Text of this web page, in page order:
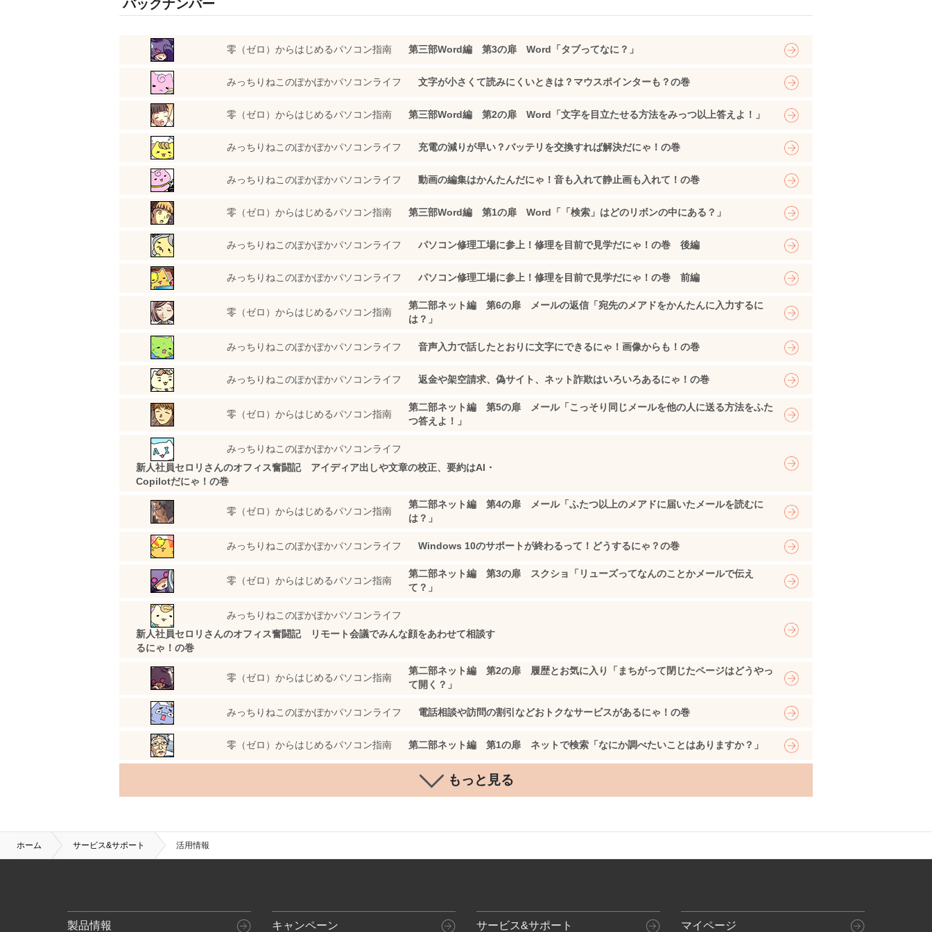
バックナンバー
零（ゼロ）からはじめるパソコン指南 第三部Word編 第3の扉 Word「タブってなに？」
みっちりねこのぽかぽかパソコンライフ 文字が小さくて読みにくいときは？マウスポインターも？の巻
零（ゼロ）からはじめるパソコン指南 第三部Word編 第2の扉 Word「文字を目立たせる方法をみっつ以上答えよ！」
みっちりねこのぽかぽかパソコンライフ 充電の減りが早い？バッテリを交換すれば解決だにゃ！の巻
みっちりねこのぽかぽかパソコンライフ 動画の編集はかんたんだにゃ！音も入れて静止画も入れて！の巻
零（ゼロ）からはじめるパソコン指南 第三部Word編 第1の扉 Word「「検索」はどのリボンの中にある？」
みっちりねこのぽかぽかパソコンライフ パソコン修理工場に参上！修理を目前で見学だにゃ！の巻 後編
みっちりねこのぽかぽかパソコンライフ パソコン修理工場に参上！修理を目前で見学だにゃ！の巻 前編
零（ゼロ）からはじめるパソコン指南
第二部ネット編 第6の扉 メールの返信「宛先のメアドをかんたんに入力するに
は？」
みっちりねこのぽかぽかパソコンライフ 音声入力で話したとおりに文字にできるにゃ！画像からも！の巻
みっちりねこのぽかぽかパソコンライフ 返金や架空請求、偽サイト、ネット詐欺はいろいろあるにゃ！の巻
零（ゼロ）からはじめるパソコン指南
第二部ネット編 第5の扉 メール「こっそり同じメールを他の人に送る方法をふた
つ答えよ！」
みっちりねこのぽかぽかパソコンライフ
新人社員セロリさんのオフィス奮闘記 アイディア出しや文章の校正、要約はAI・
Copilotだにゃ！の巻
零（ゼロ）からはじめるパソコン指南
第二部ネット編 第4の扉 メール「ふたつ以上のメアドに届いたメールを読むに
は？」
みっちりねこのぽかぽかパソコンライフ Windows 10のサポートが終わるって！どうするにゃ？の巻
零（ゼロ）からはじめるパソコン指南
第二部ネット編 第3の扉 スクショ「リューズってなんのことかメールで伝え
て？」
みっちりねこのぽかぽかパソコンライフ
新人社員セロリさんのオフィス奮闘記 リモート会議でみんな顔をあわせて相談す
るにゃ！の巻
零（ゼロ）からはじめるパソコン指南
第二部ネット編 第2の扉 履歴とお気に入り「まちがって閉じたページはどうやっ
て開く？」
みっちりねこのぽかぽかパソコンライフ 電話相談や訪問の割引などおトクなサービスがあるにゃ！の巻
零（ゼロ）からはじめるパソコン指南 第二部ネット編 第1の扉 ネットで検索「なにか調べたいことはありますか？」
もっと見る
ホーム サービス&サポート 活用情報
製品情報 キャンペーン サービス&サポート マイページ